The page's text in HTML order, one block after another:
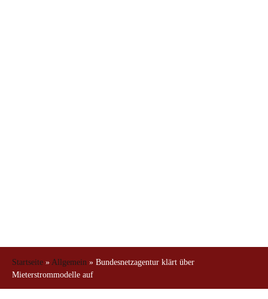
Startseite » Allgemein » Bundesnetzagentur klärt über
Mieterstrommodelle auf